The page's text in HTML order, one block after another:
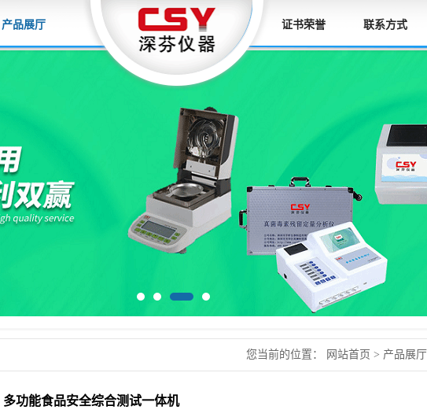
产品展厅 证书荣誉 联系方式
您当前的位置： 网站首页 > 产品展厅
多功能食品安全综合测试一体机